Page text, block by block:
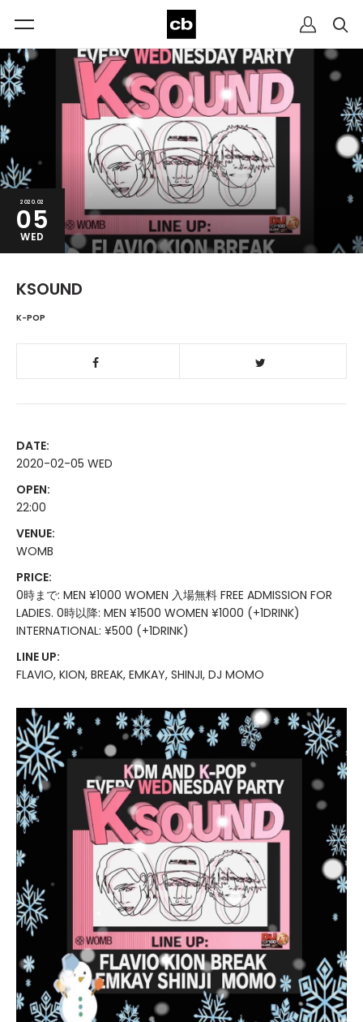
2020.02
05
WED
KSOUND
K-POP
DATE:
2020-02-05 WED
OPEN:
22:00
VENUE:
WOMB
PRICE:
0時まで: MEN ¥1000 WOMEN 入場無料 FREE ADMISSION FOR
LADIES. 0時以降: MEN ¥1500 WOMEN ¥1000 (+1DRINK)
INTERNATIONAL: ¥500 (+1DRINK)
LINE UP:
FLAVIO, KION, BREAK, EMKAY, SHINJI, DJ MOMO